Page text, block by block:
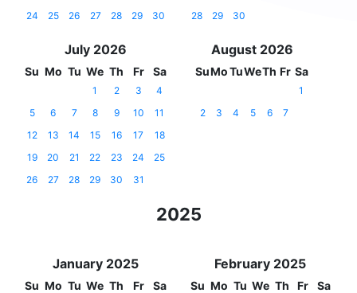
24
25 26 27 28 29 30
28
29 30
July 2026
Su Mo Tu We Th Fr Sa
1 2 3
4
5
6 7 8 9 10
11
12
13 14 15 16 17
18
19
20 21 22 23 24
25
26
27 28 29 30 31
August 2026
SuMoTuWeTh Fr Sa
1
2
3 4 5 6 7
2025
January 2025
Su Mo Tu We Th Fr Sa
February 2025
Su Mo Tu We Th Fr Sa